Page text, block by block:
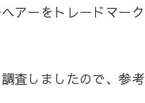
アーをトレードマー
査しましたので、参考